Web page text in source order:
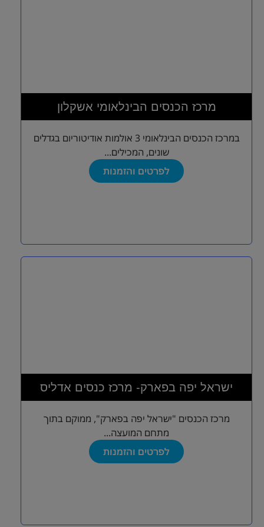
מרכז הכנסים הבינלאומי אשקלון
במרכז הכנסים הבינלאומי 3 אולמות אודיטוריום בגדלים
שונים, המכילים...
לפרטים והזמנות
ישראל יפה בפארק- מרכז כנסים אדליס
מרכז הכנסים "ישראל יפה בפארק", ממוקם בתוך
מתחם המועצה...
לפרטים והזמנות